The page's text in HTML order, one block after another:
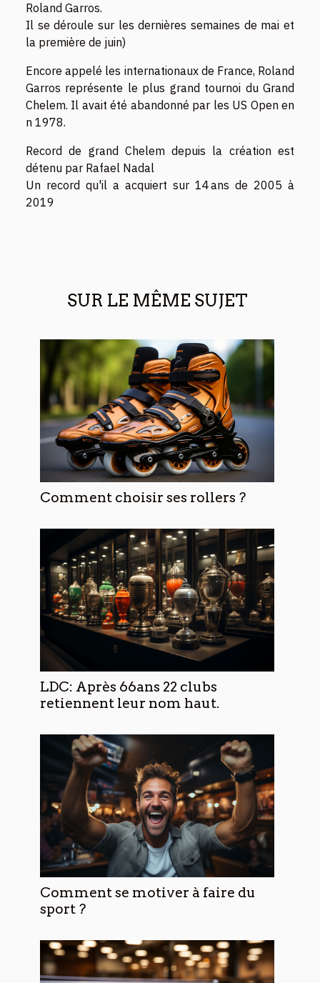
Roland Garros.
Il se déroule sur les dernières semaines de mai et
la première de juin)
Encore appelé les internationaux de France, Roland
Garros représente le plus grand tournoi du Grand
Chelem. Il avait été abandonné par les US Open en
n 1978.
Record de grand Chelem depuis la création est
détenu par Rafael Nadal
Un record qu'il a acquiert sur 14 ans de 2005 à
2019
SUR LE MÊME SUJET
Comment choisir ses rollers ?
LDC: Après 66ans 22 clubs
retiennent leur nom haut.
Comment se motiver à faire du
sport ?